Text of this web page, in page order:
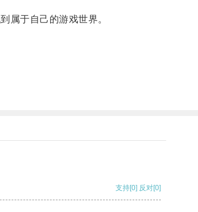
属于自己的游戏世界。
支持[0] 反对[0]